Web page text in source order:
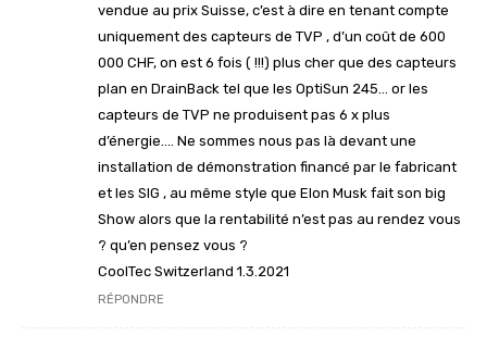
vendue au prix Suisse, c’est à dire en tenant compte
uniquement des capteurs de TVP , d’un coût de 600
000 CHF, on est 6 fois ( !!!) plus cher que des capteurs
plan en DrainBack tel que les OptiSun 245… or les
capteurs de TVP ne produisent pas 6 x plus
d’énergie…. Ne sommes nous pas là devant une
installation de démonstration financé par le fabricant
et les SIG , au même style que Elon Musk fait son big
Show alors que la rentabilité n’est pas au rendez vous
? qu’en pensez vous ?
CoolTec Switzerland 1.3.2021
RÉPONDRE